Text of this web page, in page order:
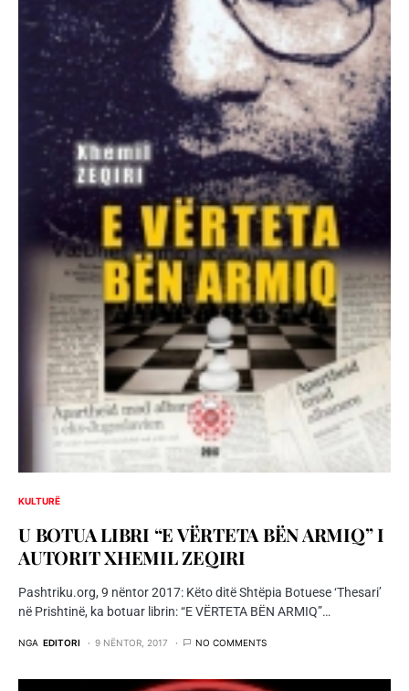
KULTURË
U BOTUA LIBRI “E VËRTETA BËN ARMIQ” I
AUTORIT XHEMIL ZEQIRI
Pashtriku.org, 9 nëntor 2017: Këto ditë Shtëpia Botuese ‘Thesari’
në Prishtinë, ka botuar librin: “E VËRTETA BËN ARMIQ”…
NGA EDITORI 9 NËNTOR, 2017 NO COMMENTS